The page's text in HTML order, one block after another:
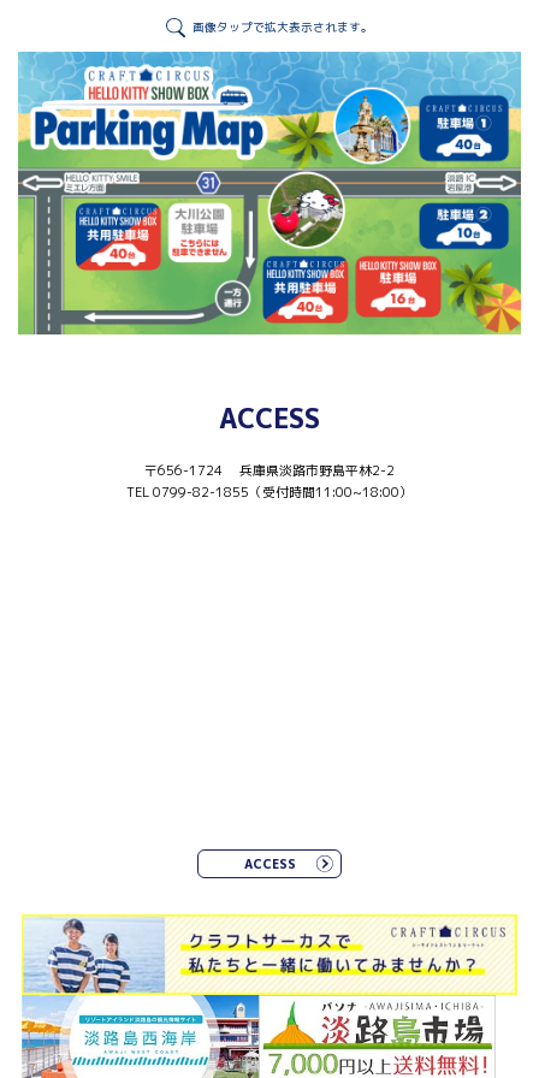
画像タップで拡大表示されます。
ACCESS
〒656-1724 兵庫県淡路市野島平林2-2
TEL 0799-82-1855（受付時間11:00~18:00）
ACCESS